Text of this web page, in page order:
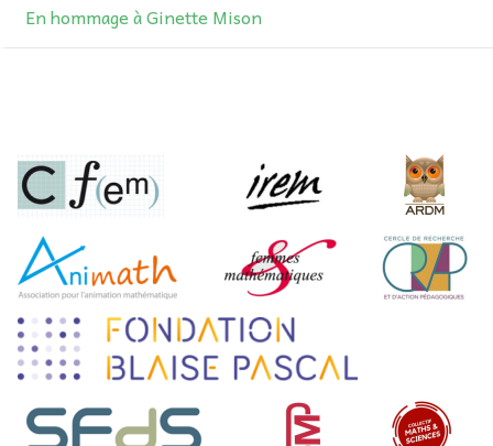
En hommage à Ginette Mison